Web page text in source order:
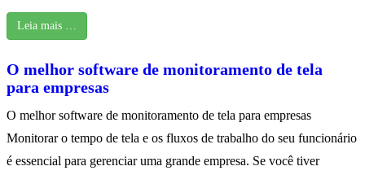
Leia mais …
O melhor software de monitoramento de tela
para empresas
O melhor software de monitoramento de tela para empresas
Monitorar o tempo de tela e os fluxos de trabalho do seu funcionário
é essencial para gerenciar uma grande empresa. Se você tiver